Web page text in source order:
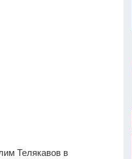
Телякавов в